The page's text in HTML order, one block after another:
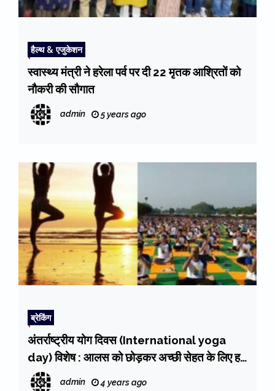
हैल्थ & एजुकेशन
स्वास्थ्य मंत्री ने हरेला पर्व पर दी 22 मृतक आश्रितों को
नौकरी की सौगात
admin 5 years ago
ब्रेकिंग
अंतर्राष्ट्रीय योग दिवस (International yoga
day) विशेष : आलस को छोड़कर अच्छी सेहत के लिए हर
रोज दिन की शुरुआत योग से करें
admin 4 years ago